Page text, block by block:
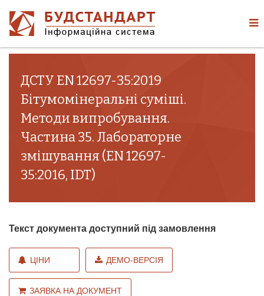
ДСТУ EN 12697-35:2019
Бітумомінеральні суміші.
Методи випробування.
Частина 35. Лабораторне
змішування (EN 12697-
35:2016, IDT)
Текст документа доступний під замовлення
ЦІНИ ДЕМО-ВЕРСІЯ
ЗАЯВКА НА ДОКУМЕНТ